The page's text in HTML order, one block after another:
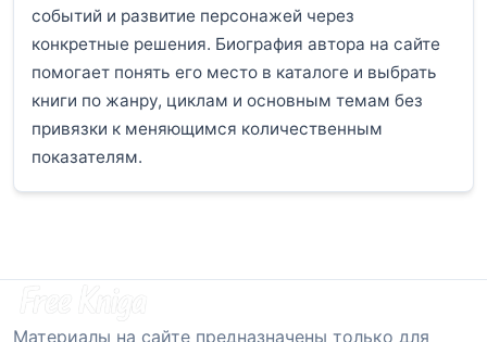
событий и развитие персонажей через
конкретные решения. Биография автора на сайте
помогает понять его место в каталоге и выбрать
книги по жанру, циклам и основным темам без
привязки к меняющимся количественным
показателям.
Материалы на сайте предназначены только для